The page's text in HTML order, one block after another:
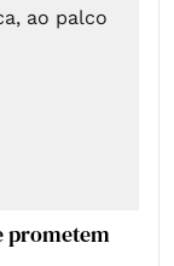
prometem